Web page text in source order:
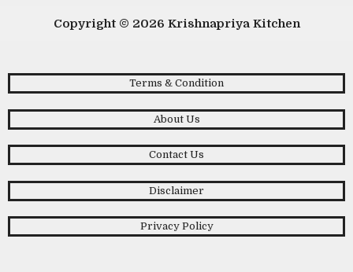
Copyright © 2026 Krishnapriya Kitchen
Terms & Condition
About Us
Contact Us
Disclaimer
Privacy Policy